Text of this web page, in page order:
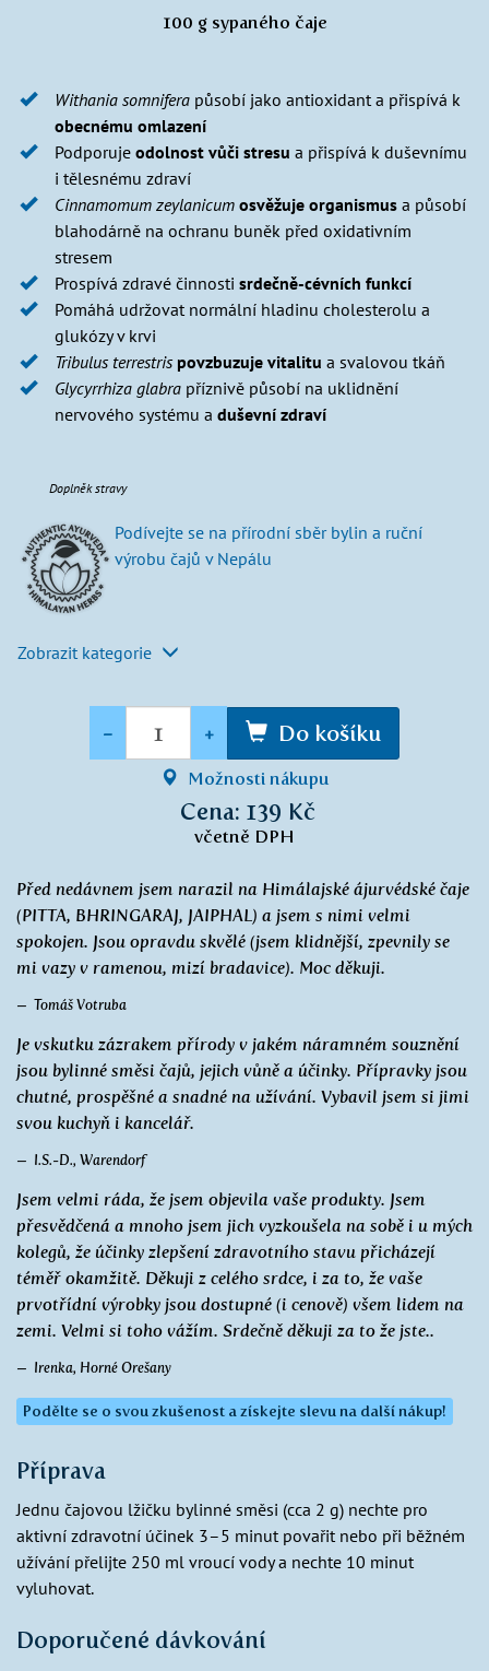
100 g sypaného čaje
Withania somnifera působí jako antioxidant a přispívá k
obecnému omlazení
Podporuje odolnost vůči stresu a přispívá k duševnímu
i tělesnému zdraví
Cinnamomum zeylanicum osvěžuje organismus a působí
blahodárně na ochranu buněk před oxidativním
stresem
Prospívá zdravé činnosti srdečně-cévních funkcí
Pomáhá udržovat normální hladinu cholesterolu a
glukózy v krvi
Tribulus terrestris povzbuzuje vitalitu a svalovou tkáň
Glycyrrhiza glabra příznivě působí na uklidnění
nervového systému a duševní zdraví
Doplněk stravy
Podívejte se na přírodní sběr bylin a ruční
výrobu čajů v Nepálu
Zobrazit kategorie
- + Do košíku
Možnosti nákupu
Cena: 139 Kč
včetně DPH
Před nedávnem jsem narazil na Himálajské ájurvédské čaje
(PITTA, BHRINGARAJ, JAIPHAL) a jsem s nimi velmi
spokojen. Jsou opravdu skvělé (jsem klidnější, zpevnily se
mi vazy v ramenou, mizí bradavice). Moc děkuji.
Tomáš Votruba
Je vskutku zázrakem přírody v jakém náramném souznění
jsou bylinné směsi čajů, jejich vůně a účinky. Přípravky jsou
chutné, prospěšné a snadné na užívání. Vybavil jsem si jimi
svou kuchyň i kancelář.
I.S.-D., Warendorf
Jsem velmi ráda, že jsem objevila vaše produkty. Jsem
přesvědčená a mnoho jsem jich vyzkoušela na sobě i u mých
kolegů, že účinky zlepšení zdravotního stavu přicházejí
téměř okamžitě. Děkuji z celého srdce, i za to, že vaše
prvotřídní výrobky jsou dostupné (i cenově) všem lidem na
zemi. Velmi si toho vážím. Srdečně děkuji za to že jste..
Irenka, Horné Orešany
Podělte se o svou zkušenost a získejte slevu na další nákup!
Příprava
Jednu čajovou lžičku bylinné směsi (cca 2 g) nechte pro
aktivní zdravotní účinek 3–5 minut povařit nebo při běžném
užívání přelijte 250 ml vroucí vody a nechte 10 minut
vyluhovat.
Doporučené dávkování